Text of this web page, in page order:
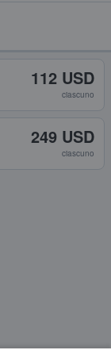
112 USD
ciascuno
249 USD
ciascuno